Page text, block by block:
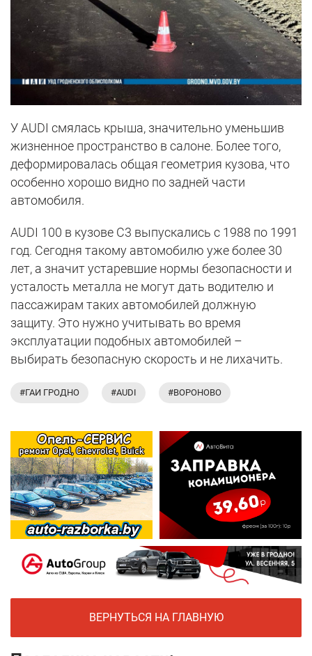
У AUDI смялась крыша, значительно уменьшив
жизненное пространство в салоне. Более того,
деформировалась общая геометрия кузова, что
особенно хорошо видно по задней части
автомобиля.
AUDI 100 в кузове C3 выпускались с 1988 по 1991
год. Сегодня такому автомобилю уже более 30
лет, а значит устаревшие нормы безопасности и
усталость металла не могут дать водителю и
пассажирам таких автомобилей должную
защиту. Это нужно учитывать во время
эксплуатации подобных автомобилей –
выбирать безопасную скорость и не лихачить.
#ГАИ ГРОДНО #AUDI #ВОРОНОВО
ВЕРНУТЬСЯ НА ГЛАВНУЮ